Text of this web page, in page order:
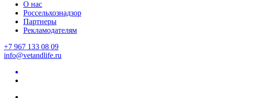
О нас
Россельхознадзор
Партнеры
Рекламодателям
+7 967 133 08 09
info@vetandlife.ru